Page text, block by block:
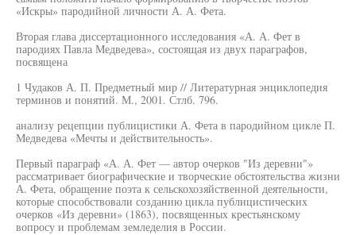
«Искры» пародийной личности А. А. Фета.
Вторая глава диссертационного исследования «А. А. Фет в
пародиях Павла Медведева», состоящая из двух параграфов,
посвящена
1 Чудаков А. П. Предметный мир // Литературная энциклопедия
терминов и понятий. М., 2001. Стлб. 796.
анализу рецепции публицистики А. Фета в пародийном цикле П.
Медведева «Мечты и действительность».
Первый параграф «А. А. Фет — автор очерков "Из деревни"»
рассматривает биографические и творческие обстоятельства жизни
А. Фета, обращение поэта к сельскохозяйственной деятельности,
которые способствовали созданию цикла публицистических
очерков «Из деревни» (1863), посвященных крестьянскому
вопросу и проблемам земледелия в России.